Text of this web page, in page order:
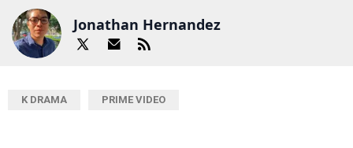
Jonathan Hernandez
K DRAMA PRIME VIDEO